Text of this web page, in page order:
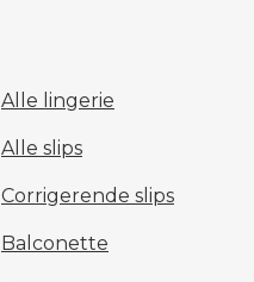
Alle lingerie
Alle slips
Corrigerende slips
Balconette